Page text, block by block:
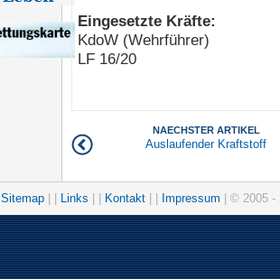
Eingesetzte Kräfte:
KdoW (Wehrführer)
LF 16/20
NAECHSTER ARTIKEL
Auslaufender Kraftstoff
Sitemap Links Kontakt Impressum | © 2005 -